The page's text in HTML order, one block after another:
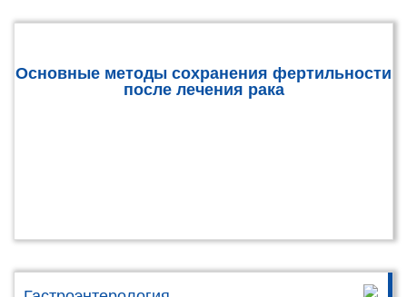
Основные методы сохранения фертильности
после лечения рака